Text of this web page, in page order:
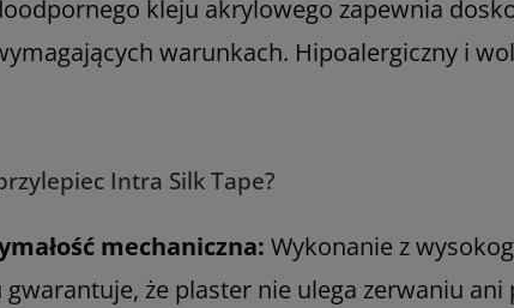
kleju akrylowego zapewnia
warunkach. Hipoalergiczny i
Intra Silk Tape?
mechaniczna: Wykonanie z
że plaster nie ulega zerwaniu